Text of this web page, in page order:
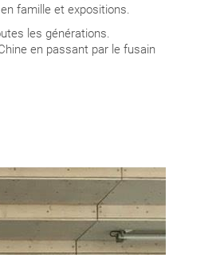
famille et expositions.
les générations.
en passant par le fusain